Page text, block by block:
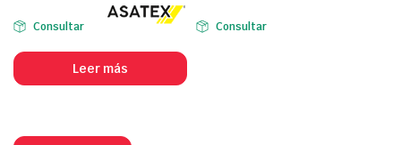
Consultar
Leer más
Consultar